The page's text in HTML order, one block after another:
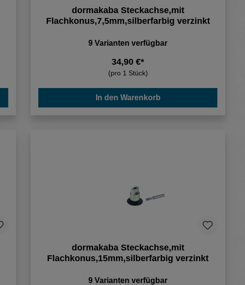
dormakaba Steckachse,mit
Flachkonus,7,5mm,silberfarbig verzinkt
9 Varianten verfügbar
34,90 €*
(pro 1 Stück)
In den Warenkorb
dormakaba Steckachse,mit
Flachkonus,15mm,silberfarbig verzinkt
9 Varianten verfügbar